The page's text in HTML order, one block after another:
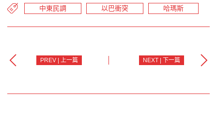
中東民調 以巴衝突 哈瑪斯
PREV | 上一篇 NEXT | 下一篇